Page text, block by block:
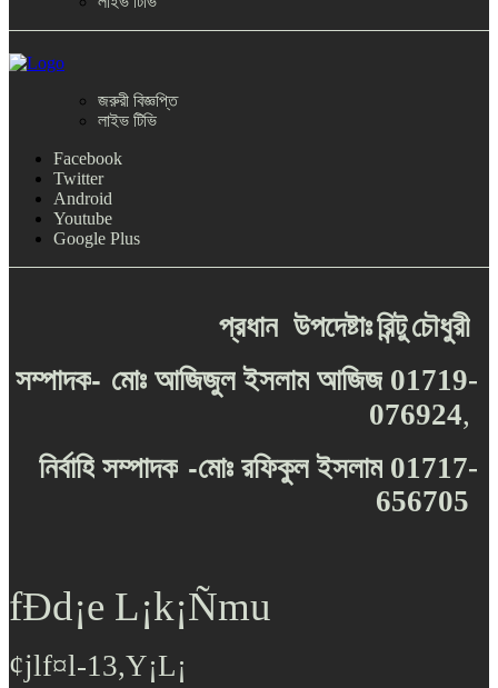
জরুরী বিজ্ঞপ্তি
লাইভ টিভি
Facebook
Twitter
Android
Youtube
Google Plus
প্রধান উপদেষ্টাঃরিন্টুচৌধুরী
সম্পাদক- মোঃ আজিজুল ইসলাম আজিজ 01719-
076924,
নির্বাহি সম্পাদক -মোঃ রফিকুল ইসলাম 01717-
656705
fÐd¡e L¡k¡Ñmu
¢jlf¤l-13,Y¡L¡